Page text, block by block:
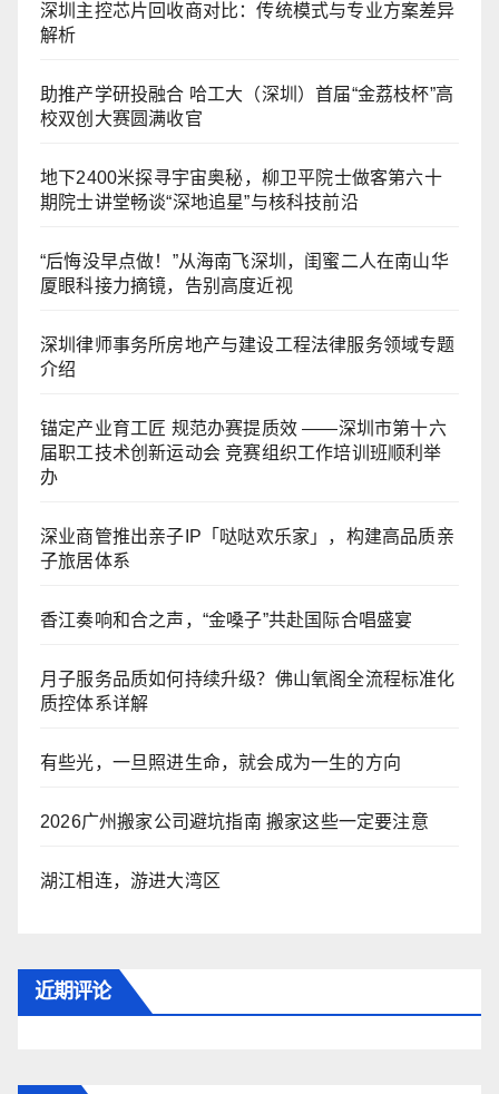
深圳主控芯片回收商对比：传统模式与专业方案差异
解析
助推产学研投融合 哈工大（深圳）首届“金荔枝杯”高
校双创大赛圆满收官
地下2400米探寻宇宙奥秘，柳卫平院士做客第六十
期院士讲堂畅谈“深地追星”与核科技前沿
“后悔没早点做！”从海南飞深圳，闺蜜二人在南山华
厦眼科接力摘镜，告别高度近视
深圳律师事务所房地产与建设工程法律服务领域专题
介绍
锚定产业育工匠 规范办赛提质效 ——深圳市第十六
届职工技术创新运动会 竞赛组织工作培训班顺利举
办
深业商管推出亲子IP「哒哒欢乐家」，构建高品质亲
子旅居体系
香江奏响和合之声，“金嗓子”共赴国际合唱盛宴
月子服务品质如何持续升级？佛山氧阁全流程标准化
质控体系详解
有些光，一旦照进生命，就会成为一生的方向
2026广州搬家公司避坑指南 搬家这些一定要注意
湖江相连，游进大湾区
近期评论